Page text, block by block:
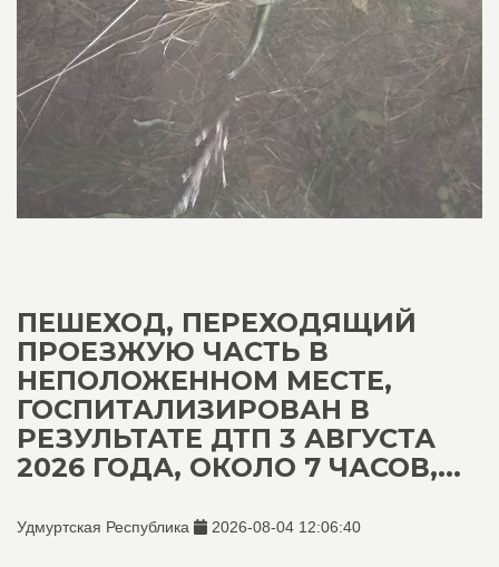
ПЕШЕХОД, ПЕРЕХОДЯЩИЙ
ПРОЕЗЖУЮ ЧАСТЬ В
НЕПОЛОЖЕННОМ МЕСТЕ,
ГОСПИТАЛИЗИРОВАН В
РЕЗУЛЬТАТЕ ДТП 3 АВГУСТА
2026 ГОДА, ОКОЛО 7 ЧАСОВ,...
Удмуртская Республика 2026-08-04 12:06:40